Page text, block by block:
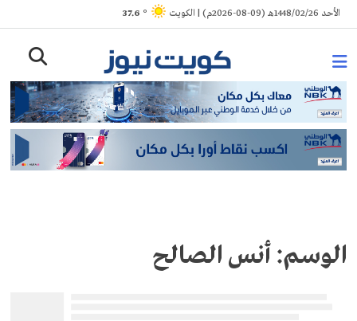
Skip
to
الأحد 1448/02/26هـ (09-08-2026م) | الكويت ° 37.6
الوسم:أنس الصالح